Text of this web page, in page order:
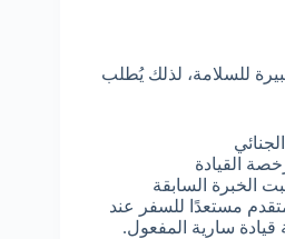
للسلامة، لذلك يُطلب
القيادة
الخبرة السابقة
مستعدًا للسفر عند
سارية المفعول.